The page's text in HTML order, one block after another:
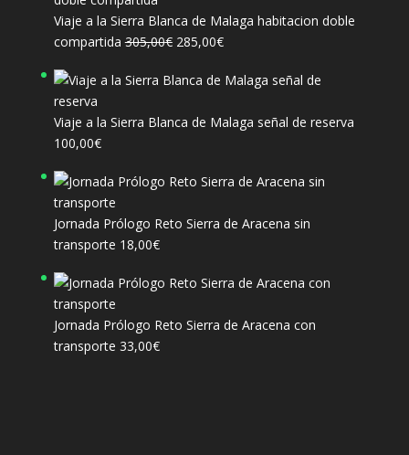
455,00€.425,00€.
Viaje a la Sierra Blanca de Malaga habitacion doble
compartida 305,00€ El
original
305,00€.
285,00€El
actual
285,00€.
Viaje a la Sierra Blanca de Malaga señal de reserva
100,00€
Jornada Prólogo Reto Sierra de Aracena sin
transporte 18,00€
Jornada Prólogo Reto Sierra de Aracena con
transporte 33,00€